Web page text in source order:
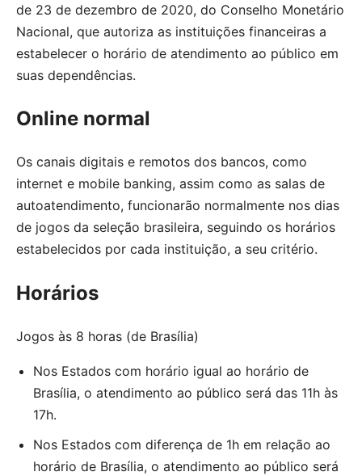
de 23 de dezembro de 2020, do Conselho Monetário
Nacional, que autoriza as instituições financeiras a
estabelecer o horário de atendimento ao público em
suas dependências.
Online normal
Os canais digitais e remotos dos bancos, como
internet e mobile banking, assim como as salas de
autoatendimento, funcionarão normalmente nos dias
de jogos da seleção brasileira, seguindo os horários
estabelecidos por cada instituição, a seu critério.
Horários
Jogos às 8 horas (de Brasília)
Nos Estados com horário igual ao horário de
Brasília, o atendimento ao público será das 11h às
17h.
Nos Estados com diferença de 1h em relação ao
horário de Brasília, o atendimento ao público será